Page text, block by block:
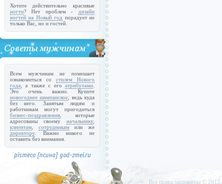
Хотите действительно красивые
ногти? Нет проблем - дизайн
ногтей на Новый год порадует не
только Вас, но и гостей.
Всем мужчинам не помешает
ознакомиться со стилем Нового
года , а также с его атрибутами
Это очень важно. Купите
новогоднее шампанское , ведь куда
без него. Занятым людям и
работникам могут пригодиться
бизнес-поздравления , которые
адресованы своему начальнику,
клиентам
сотрудникамили же
директору. Важно никого не
оставить без внимания.
Все права защищены ©